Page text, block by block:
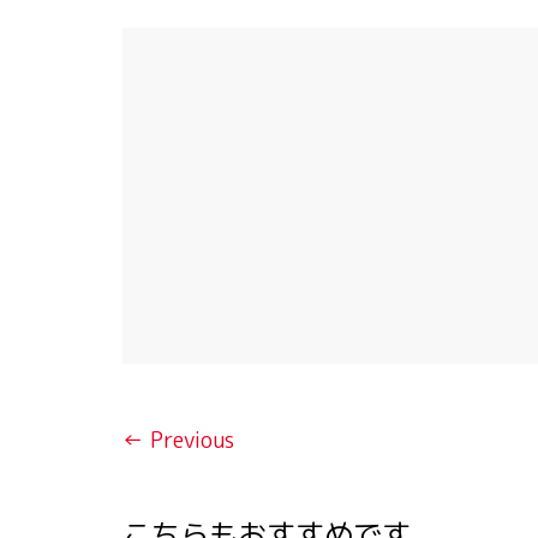
← Previous